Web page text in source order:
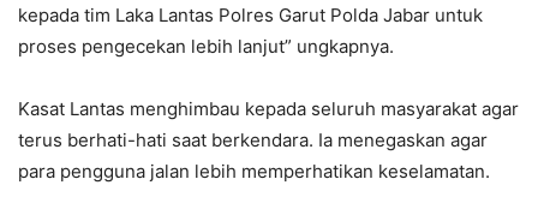
kepada tim Laka Lantas Polres Garut Polda Jabar untuk
proses pengecekan lebih lanjut” ungkapnya.
Kasat Lantas menghimbau kepada seluruh masyarakat agar
terus berhati-hati saat berkendara. Ia menegaskan agar
para pengguna jalan lebih memperhatikan keselamatan.